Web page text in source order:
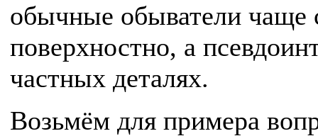
обычные обыватели чаще
поверхностно, а
частных деталях.
Возьмём для примера